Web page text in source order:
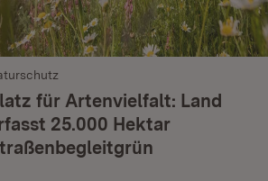
für Artenvielfalt: Land
25.000 Hektar